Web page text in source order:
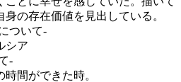
の存在価値を見出している。
ついて-
シア
-
間ができた時。